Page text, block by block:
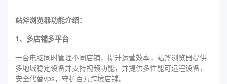
站斧浏览器功能介绍：
1、多店铺多平台
一台电脑同时管理不同店铺，提升运营效率，站斧浏览器提供
多地域稳定设备并支持视频功能，并提供多性能可远程设备，
安全代替vps，守护百万跨境店铺。